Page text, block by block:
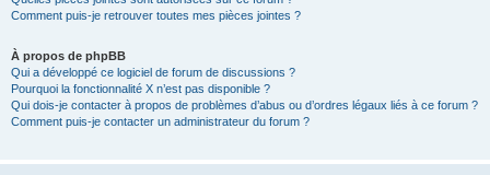
Comment puis-je retrouver toutes mes pièces jointes ?
À propos de phpBB
Qui a développé ce logiciel de forum de discussions ?
Pourquoi la fonctionnalité X n’est pas disponible ?
Qui dois-je contacter à propos de problèmes d’abus ou d’ordres légaux liés à ce forum ?
Comment puis-je contacter un administrateur du forum ?